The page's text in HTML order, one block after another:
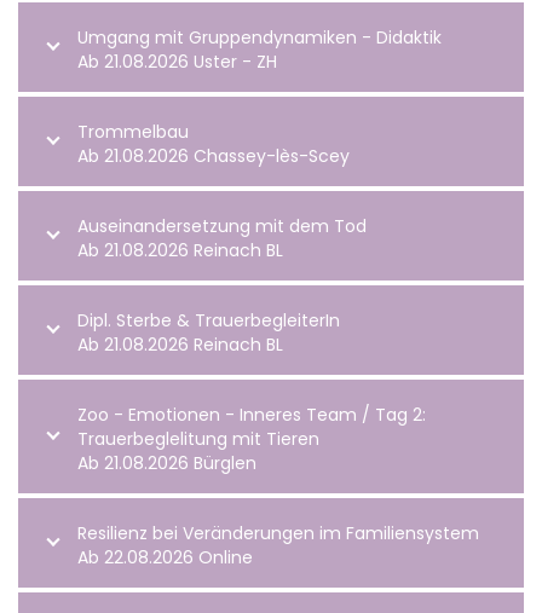
Umgang mit Gruppendynamiken - Didaktik
Ab 21.08.2026 Uster - ZH
Trommelbau
Ab 21.08.2026 Chassey-lès-Scey
Auseinandersetzung mit dem Tod
Ab 21.08.2026 Reinach BL
Dipl. Sterbe & TrauerbegleiterIn
Ab 21.08.2026 Reinach BL
Zoo - Emotionen - Inneres Team / Tag 2:
Trauerbeglelitung mit Tieren
Ab 21.08.2026 Bürglen
Resilienz bei Veränderungen im Familiensystem
Ab 22.08.2026 Online